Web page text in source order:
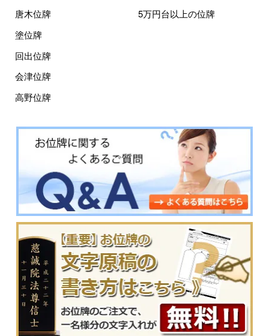
唐木位牌
塗位牌
回出位牌
会津位牌
高野位牌
5万円台以上の位牌